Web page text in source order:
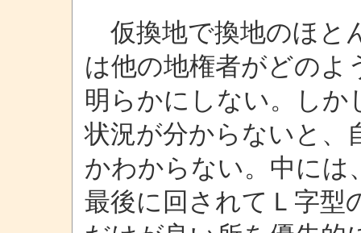
仮換地で換地のほと
は他の地権者がどのよ
明らかにしない。しか
状況が分からないと、
かわからない。中には
最後に回されてＬ字型